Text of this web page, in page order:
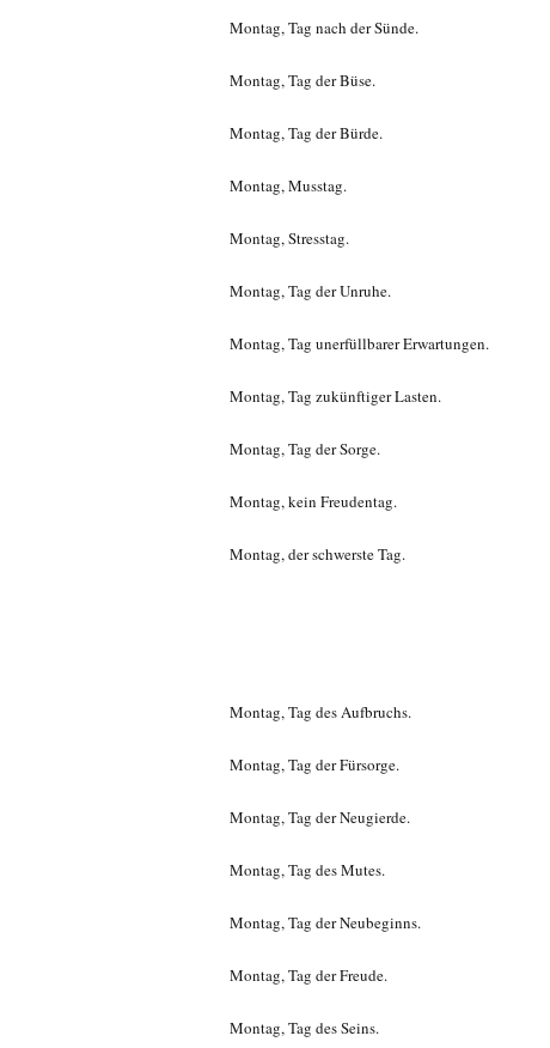
Montag, Tag nach der Sünde.
Montag, Tag der Büse.
Montag, Tag der Bürde.
Montag, Musstag.
Montag, Stresstag.
Montag, Tag der Unruhe.
Montag, Tag unerfüllbarer Erwartungen.
Montag, Tag zukünftiger Lasten.
Montag, Tag der Sorge.
Montag, kein Freudentag.
Montag, der schwerste Tag.
Montag, Tag des Aufbruchs.
Montag, Tag der Fürsorge.
Montag, Tag der Neugierde.
Montag, Tag des Mutes.
Montag, Tag der Neubeginns.
Montag, Tag der Freude.
Montag, Tag des Seins.